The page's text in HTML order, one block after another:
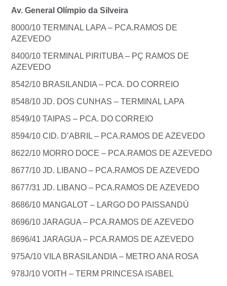
Av. General Olímpio da Silveira
8000/10 TERMINAL LAPA – PCA.RAMOS DE
AZEVEDO
8400/10 TERMINAL PIRITUBA – PÇ RAMOS DE
AZEVEDO
8542/10 BRASILANDIA – PCA. DO CORREIO
8548/10 JD. DOS CUNHAS – TERMINAL LAPA
8549/10 TAIPAS – PCA. DO CORREIO
8594/10 CID. D’ABRIL – PCA.RAMOS DE AZEVEDO
8622/10 MORRO DOCE – PCA.RAMOS DE AZEVEDO
8677/10 JD. LIBANO – PCA.RAMOS DE AZEVEDO
8677/31 JD. LIBANO – PCA.RAMOS DE AZEVEDO
8686/10 MANGALOT – LARGO DO PAISSANDÚ
8696/10 JARAGUA – PCA.RAMOS DE AZEVEDO
8696/41 JARAGUA – PCA.RAMOS DE AZEVEDO
975A/10 VILA BRASILANDIA – METRO ANA ROSA
978J/10 VOITH – TERM PRINCESA ISABEL